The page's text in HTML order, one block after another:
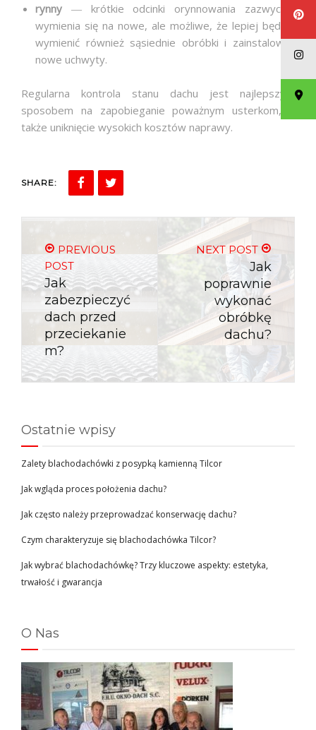
rynny ― krótkie odcinki orynnowania zazwyczaj
wymienia się na nowe, ale możliwe, że lepiej będzie
wymienić również sąsiednie obróbki i zainstalować
nowe uchwyty.
Regularna kontrola stanu dachu jest najlepszym
sposobem na zapobieganie poważnym usterkom, a
także uniknięcie wysokich kosztów naprawy.
SHARE:
PREVIOUS
POST
Jak
zabezpieczyć
dach przed
przeciekanie
m?
NEXT POST
Jak
poprawnie
wykonać
obróbkę
dachu?
Ostatnie wpisy
Zalety blachodachówki z posypką kamienną Tilcor
Jak wgląda proces położenia dachu?
Jak często należy przeprowadzać konserwację dachu?
Czym charakteryzuje się blachodachówka Tilcor?
Jak wybrać blachodachówkę? Trzy kluczowe aspekty: estetyka,
trwałość i gwarancja
O Nas